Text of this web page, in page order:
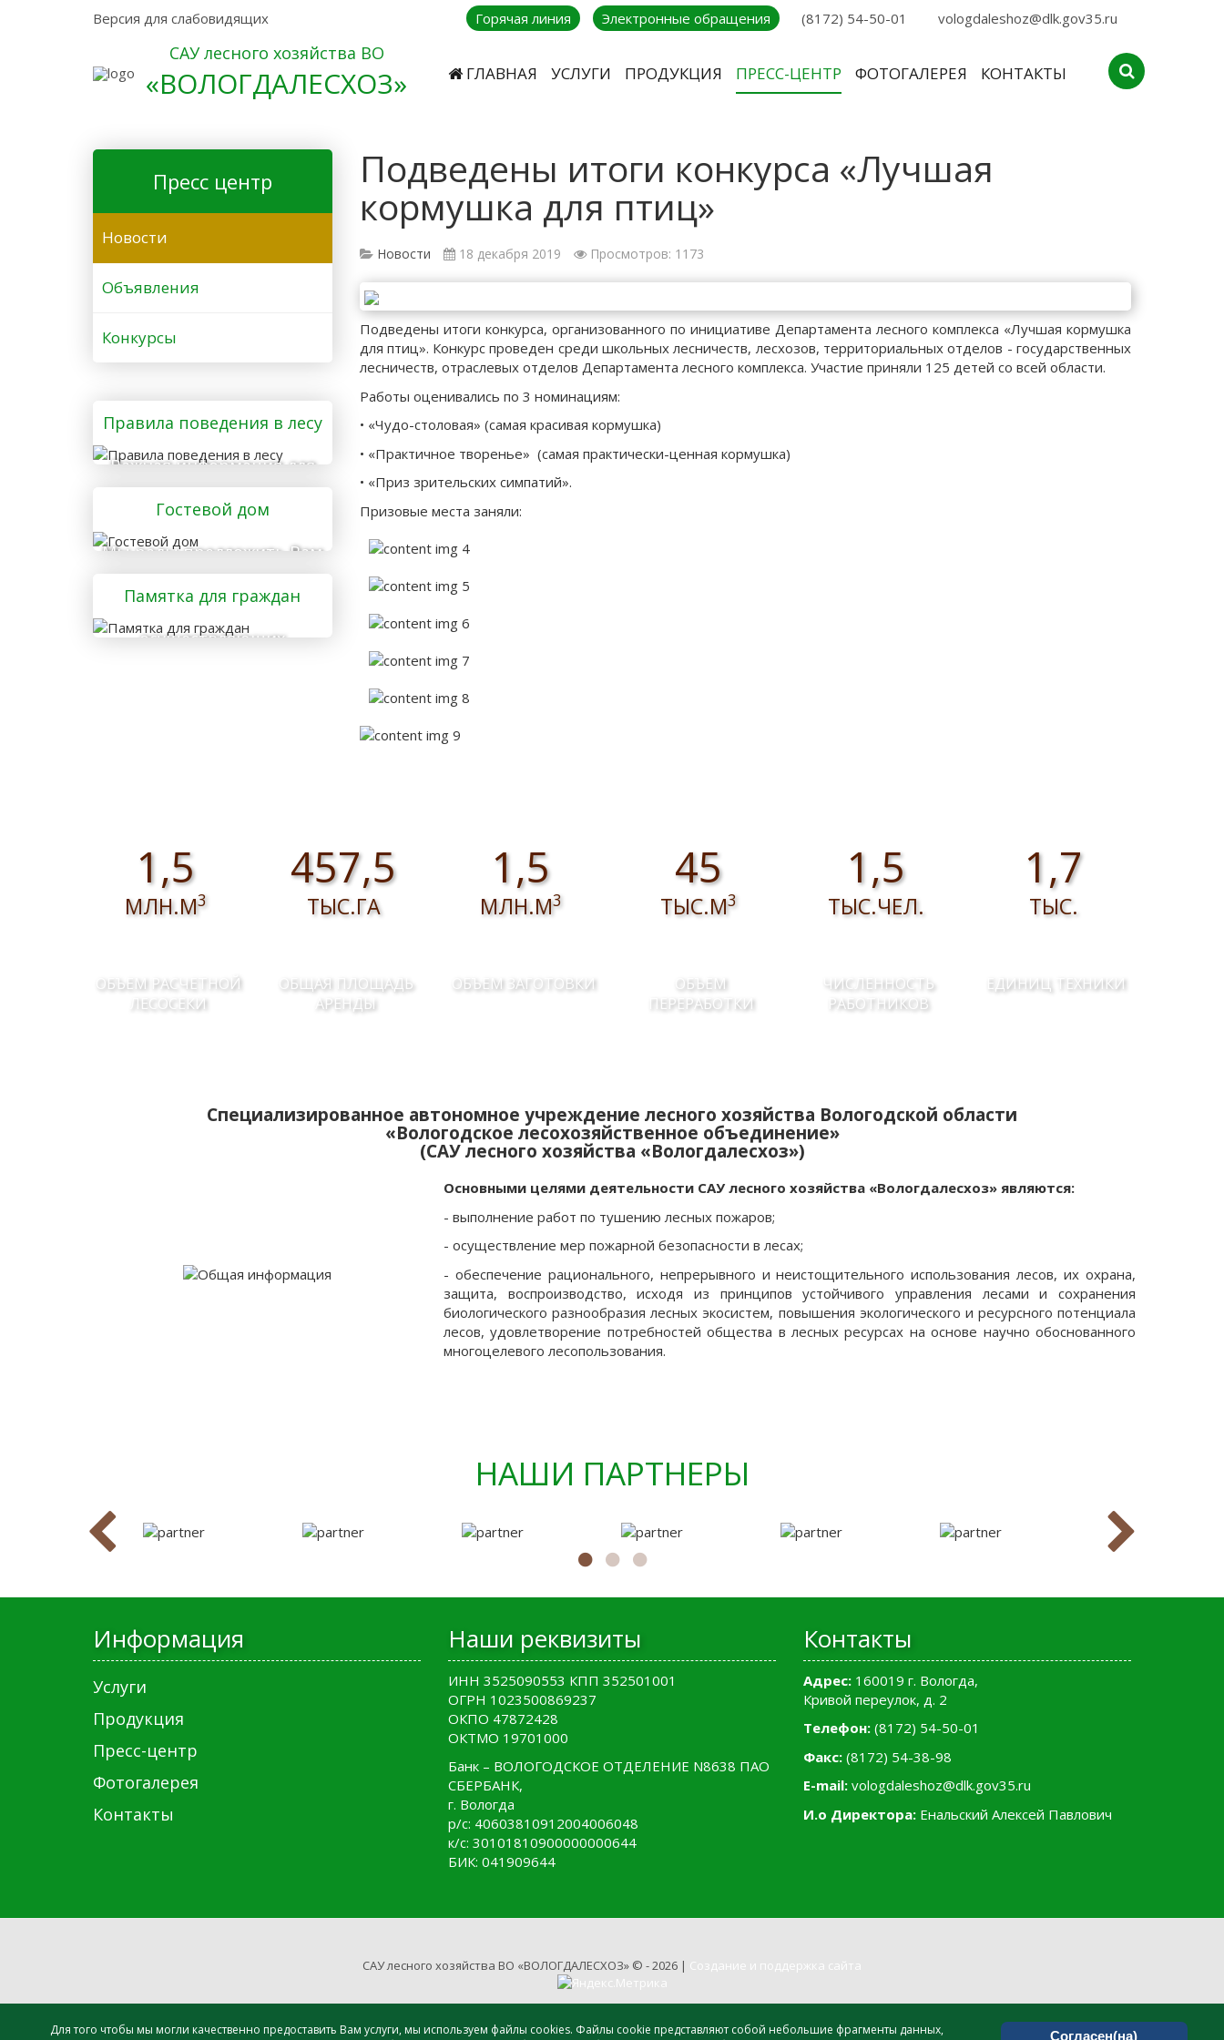
Версия для слабовидящих Горячая линия Электронные обращения (8172) 54-50-01 vologdaleshoz@dlk.gov35.ru
САУ лесного хозяйства ВО
«ВОЛОГДАЛЕСХОЗ» ГЛАВНАЯ УСЛУГИ ПРОДУКЦИЯ ПРЕСС-ЦЕНТР ФОТОГАЛЕРЕЯ КОНТАКТЫ
Подведены итоги конкурса «Лучшая
кормушка для птиц»
Новости 18 декабря 2019 Просмотров: 1173
Подведены итоги конкурса, организованного по инициативе Департамента лесного комплекса «Лучшая кормушка
для птиц». Конкурс проведен среди школьных лесничеств, лесхозов, территориальных отделов - государственных
лесничеств, отраслевых отделов Департамента лесного комплекса. Участие приняли 125 детей со всей области.
Работы оценивались по 3 номинациям:
• «Чудо-столовая» (самая красивая кормушка)
• «Практичное творенье» (самая практически-ценная кормушка)
• «Приз зрительских симпатий».
Призовые места заняли:
Пресс центр
Новости
Объявления
Конкурсы
Правила поведения в лесу
Важная информация для
тех, кто отправляется в
лес
Гостевой дом
Мы рады предложить Вам
услуги гостевого дома
Памятка для граждан
осуществляющих
1,5
МЛН.М3
ОБЪЕМ РАСЧЕТНОЙ
ЛЕСОСЕКИ
457,5
ТЫС.ГА
ОБЩАЯ ПЛОЩАДЬ
АРЕНДЫ
1,5
МЛН.М3
ОБЪЕМ ЗАГОТОВКИ
45
ТЫС.М3
ОБЪЕМ
ПЕРЕРАБОТКИ
1,5
ТЫС.ЧЕЛ.
ЧИСЛЕННОСТЬ
РАБОТНИКОВ
1,7
ТЫС.
ЕДИНИЦ ТЕХНИКИ
Специализированное автономное учреждение лесного хозяйства Вологодской области
«Вологодское лесохозяйственное объединение»
(САУ лесного хозяйства «Вологдалесхоз»)
Основными целями деятельности САУ лесного хозяйства «Вологдалесхоз» являются:
- выполнение работ по тушению лесных пожаров;
- осуществление мер пожарной безопасности в лесах;
- обеспечение рационального, непрерывного и неистощительного использования лесов, их охрана,
защита, воспроизводство, исходя из принципов устойчивого управления лесами и сохранения
биологического разнообразия лесных экосистем, повышения экологического и ресурсного потенциала
лесов, удовлетворение потребностей общества в лесных ресурсах на основе научно обоснованного
многоцелевого лесопользования.
НАШИ ПАРТНЕРЫ
Информация
Услуги
Продукция
Пресс-центр
Фотогалерея
Контакты
Наши реквизиты
ИНН 3525090553 КПП 352501001
ОГРН 1023500869237
ОКПО 47872428
ОКТМО 19701000
Банк – ВОЛОГОДСКОЕ ОТДЕЛЕНИЕ N8638 ПАО
СБЕРБАНК,
г. Вологда
р/с: 40603810912004006048
к/с: 30101810900000000644
БИК: 041909644
Контакты
Адрес: 160019 г. Вологда,
Кривой переулок, д. 2
Телефон: (8172) 54-50-01
Факс: (8172) 54-38-98
E-mail: vologdaleshoz@dlk.gov35.ru
И.о Директора: Енальский Алексей Павлович
САУ лесного хозяйства ВО «ВОЛОГДАЛЕСХОЗ» © - 2026 | Создание и поддержка сайта
Для того чтобы мы могли качественно предоставить Вам услуги, мы используем файлы cookies. Файлы cookie представляют собой небольшие фрагменты данных,
Согласен(на)